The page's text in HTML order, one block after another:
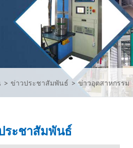
ข่าวประชาสัมพันธ์ ข่าวอุตสาหกรรม
ระชาสัมพันธ์